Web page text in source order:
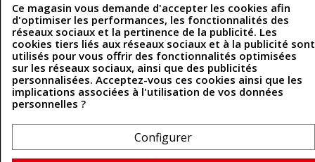
Politique de confidentialité
Politique des cookies
Contactez-nous
Coordonnées
493 Chemin de Catougnac
81300 Graulhet
contact@cuirenstock.com
Ce magasin vous demande d'accepter les cookies afin
d'optimiser les performances, les fonctionnalités des
réseaux sociaux et la pertinence de la publicité. Les
cookies tiers liés aux réseaux sociaux et à la publicité sont
utilisés pour vous offrir des fonctionnalités optimisées
sur les réseaux sociaux, ainsi que des publicités
personnalisées. Acceptez-vous ces cookies ainsi que les
implications associées à l'utilisation de vos données
personnelles ?
Configurer